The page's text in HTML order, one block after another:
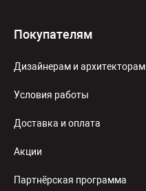
Покупателям
Дизайнерам и архитекторам
Условия работы
Доставка и оплата
Акции
Партнёрская программа